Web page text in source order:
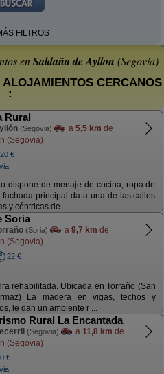
FILTROS
enSaldaña de Ayllon (Segovia)
CERCANOS
:
Rural
(Segovia) a 5,5 km de
(Segovia)
20 €
dispone de menaje de cocina, ropa de
fachada principal da a una de las calles
y céntricas de ...
Soria
(Soria) a 9,7 km de
(Segovia)
22 €
rehabilitada. Ubicada en Torraño (San
La madera en vigas, techos y
le dan un ambiente r ...
Rural La Encantada
(Segovia) a 11,8 km de
(Segovia)
€